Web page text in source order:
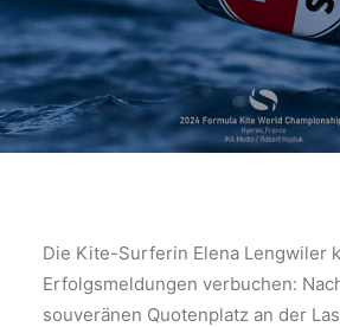
Die Kite-Surferin Elena Lengwiler
Erfolgsmeldungen verbuchen:
souveränen Quotenplatz an der